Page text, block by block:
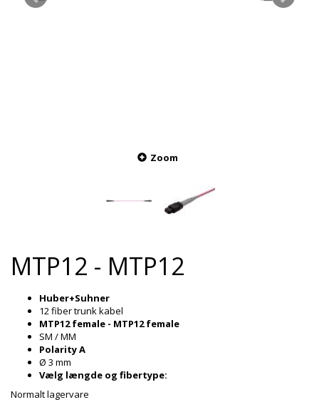
Zoom
MTP12 - MTP12
Huber+Suhner
12 fiber trunk kabel
MTP12 female - MTP12 female
SM / MM
Polarity A
Ø 3 mm
Vælg længde og fibertype:
Normalt lagervare